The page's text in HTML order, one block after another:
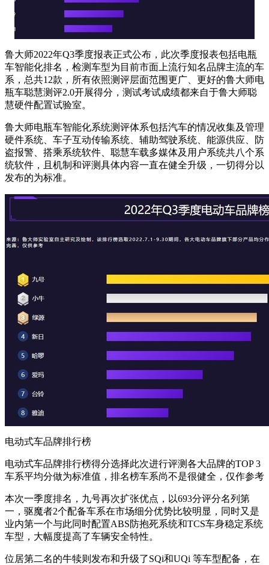
鲁大师2022年Q3季度报表正式公布，此次季度报表包括电瓶
车智能化排名，检测车型为目前市面上流行知名品牌主流的车
系，总共12款，所有依照测评层面范围更广、更好的鲁大师电
瓶车聪慧测评2.0开展得分，测试考试成绩都来自于鲁大师聪
慧硬件配置试验室。
鲁大师电瓶车智能化系统测评体系包括汽车的情况收集及管理
硬件系统、车子互动传输系统、辅助驾驶系统、能源供应、防
盗报警、搭乘系统软件、聪慧车载多媒体及用户系统共八个系
统软件，且机制和评测具体内容一直在健全升级，一切得分以
发布的为标准。
电动式车品牌排行榜
电动式车品牌排行榜得分选择此次进行评测各大品牌的TOP 3
车系平均分做为标准值，排名榜车系尚不是很健全，仅作参考
本次一季度排名，九号再次扩张优点，以693分评分名列第
一，驱魔者2个配备车系在市场细分优势比较明显，同时又是
业内第一个与此同时配置ABS防抱死系统和TCS车身稳定系统
车型，大幅度提高了车辆安全特性。
位居第二名的牛犊则发布和升级了SQi和UQi 等车型配备，在